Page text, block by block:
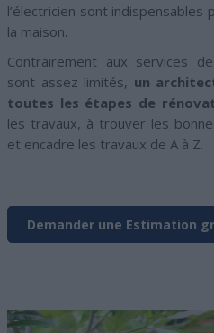
l’électricien sont
la maison.
Contrairement aux services
sont assez limités, un
toutes les étapes de
les travaux, à trouver les
et encadre les travaux de A à Z.
Demander une Estimation